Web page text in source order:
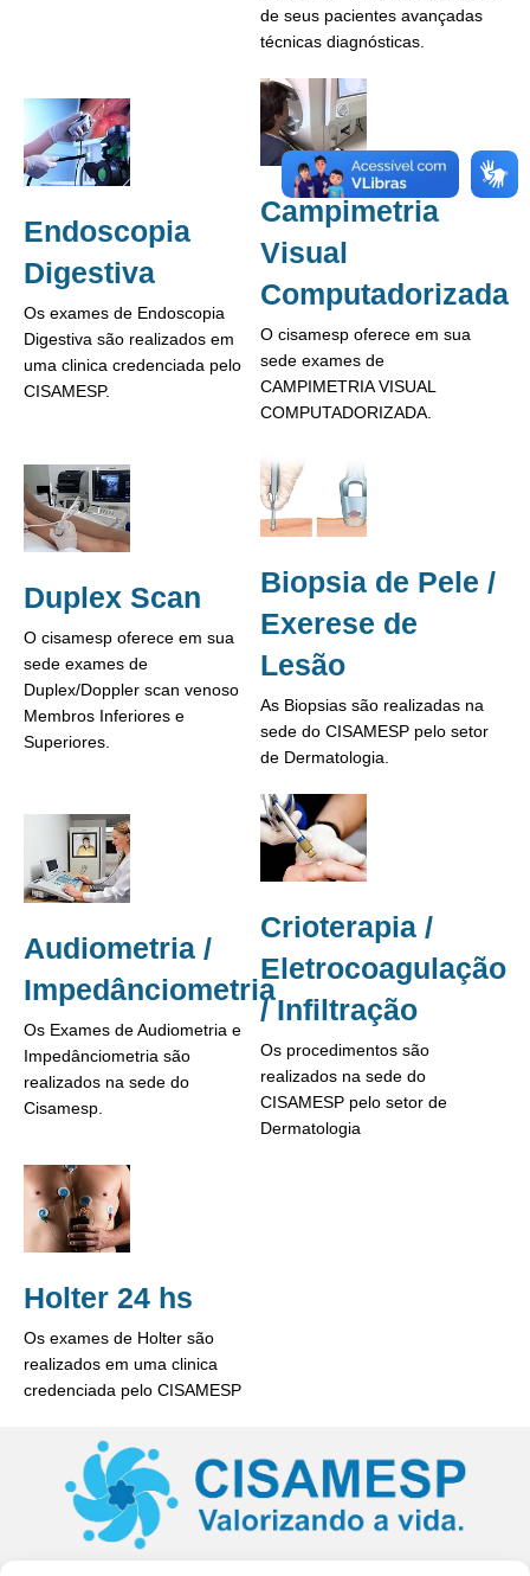
de seus pacientes avançadas
técnicas diagnósticas.
Endoscopia
Digestiva
Os exames de Endoscopia
Digestiva são realizados em
uma clinica credenciada pelo
CISAMESP.
Campimetria
Visual
Computadorizada
O cisamesp oferece em sua
sede exames de
CAMPIMETRIA VISUAL
COMPUTADORIZADA.
Duplex Scan
O cisamesp oferece em sua
sede exames de
Duplex/Doppler scan venoso
Membros Inferiores e
Superiores.
Biopsia de Pele /
Exerese de
Lesão
As Biopsias são realizadas na
sede do CISAMESP pelo setor
de Dermatologia.
Audiometria /
Impedânciometria
Os Exames de Audiometria e
Impedânciometria são
realizados na sede do
Cisamesp.
Crioterapia /
Eletrocoagulação
/ Infiltração
Os procedimentos são
realizados na sede do
CISAMESP pelo setor de
Dermatologia
Holter 24 hs
Os exames de Holter são
realizados em uma clinica
credenciada pelo CISAMESP